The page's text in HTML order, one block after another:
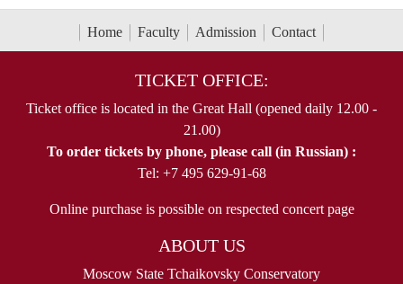
Home Faculty Admission Contact
TICKET OFFICE:
Ticket office is located in the Great Hall (opened daily 12.00 -
21.00)
To order tickets by phone, please call (in Russian) :
Tel: +7 495 629-91-68
Online purchase is possible on respected concert page
ABOUT US
Moscow State Tchaikovsky Conservatory